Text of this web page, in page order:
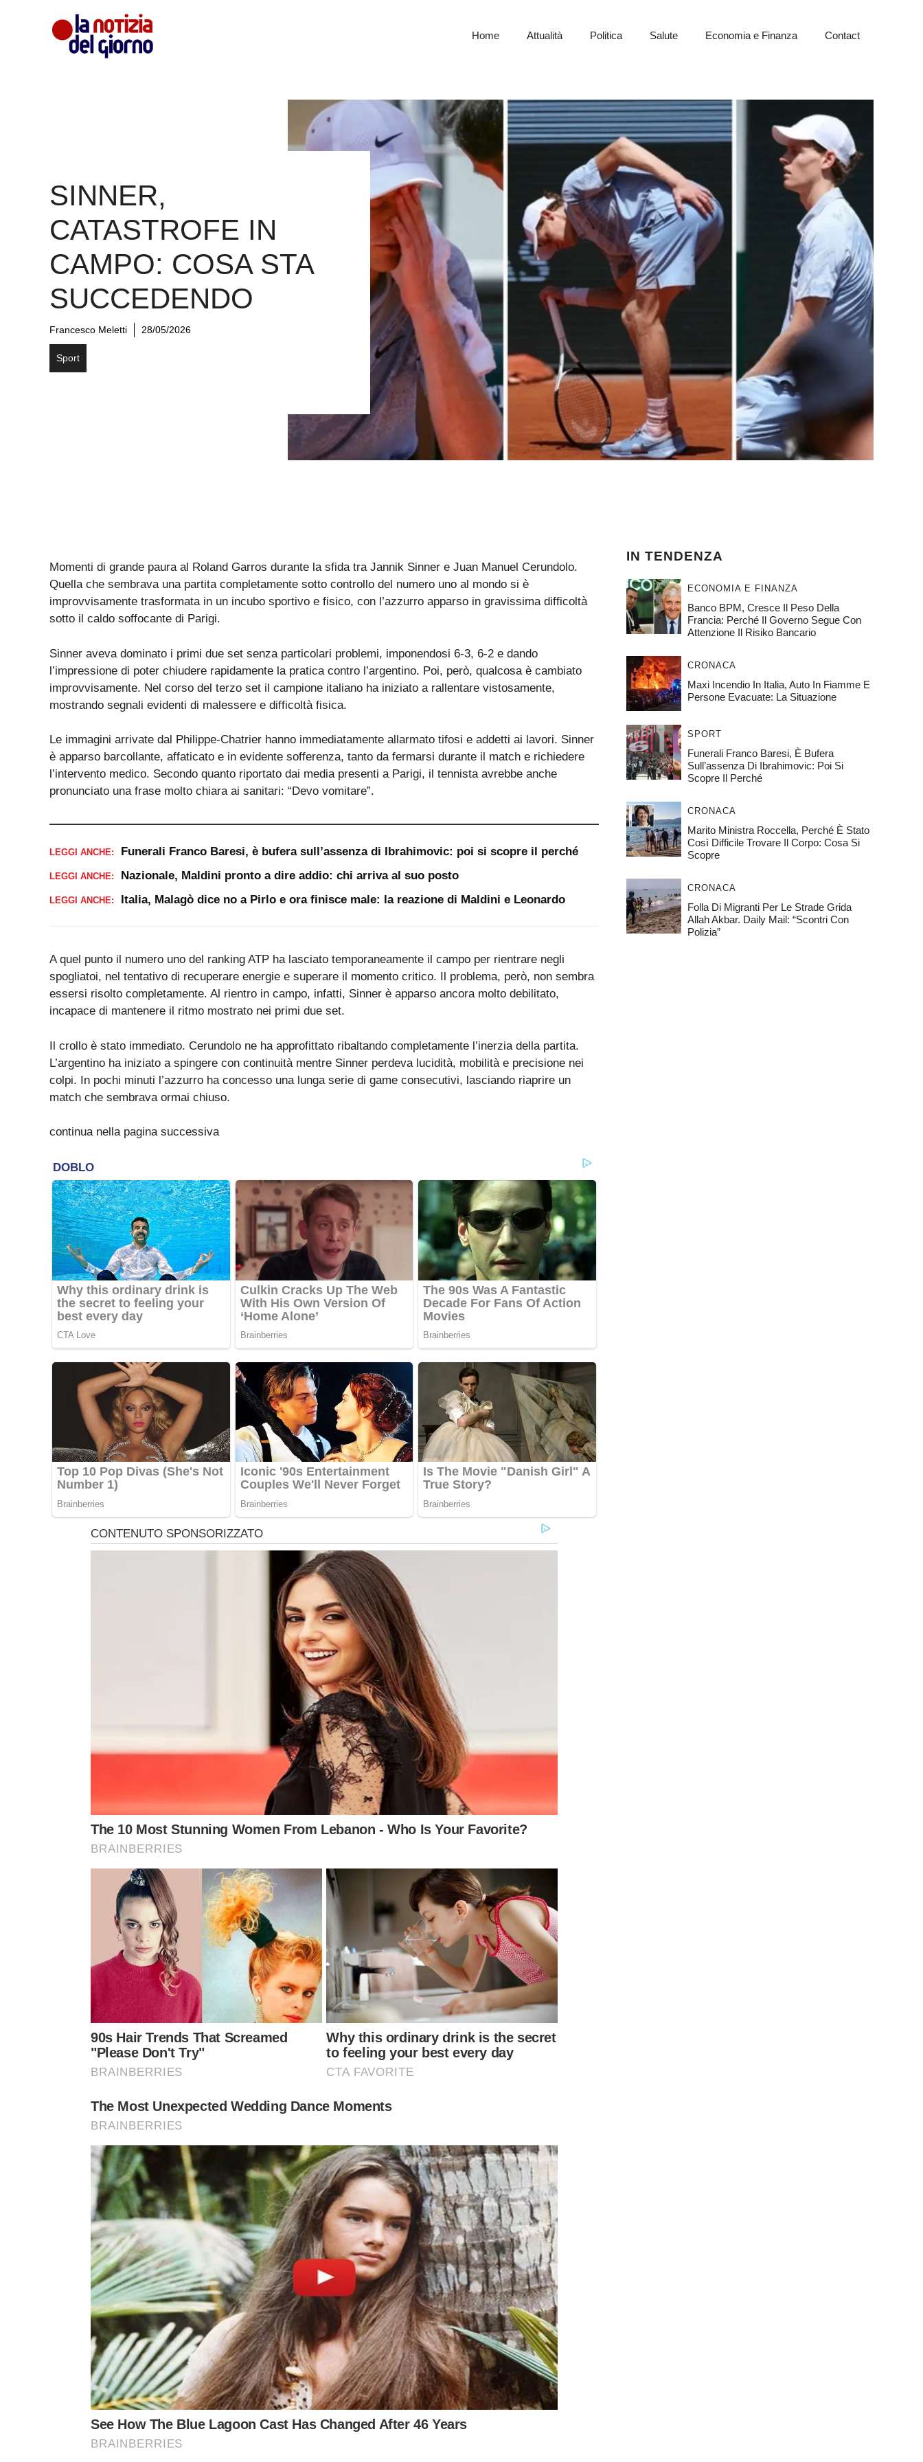
Home Attualità Politica Salute Economia e Finanza Contact
SINNER,
CATASTROFE IN
CAMPO: COSA STA
SUCCEDENDO
Francesco Meletti 28/05/2026
Sport
Momenti di grande paura al Roland Garros durante la sfida tra Jannik Sinner e Juan Manuel Cerundolo.
Quella che sembrava una partita completamente sotto controllo del numero uno al mondo si è
improvvisamente trasformata in un incubo sportivo e fisico, con l’azzurro apparso in gravissima difficoltà
sotto il caldo soffocante di Parigi.
Sinner aveva dominato i primi due set senza particolari problemi, imponendosi 6-3, 6-2 e dando
l’impressione di poter chiudere rapidamente la pratica contro l’argentino. Poi, però, qualcosa è cambiato
improvvisamente. Nel corso del terzo set il campione italiano ha iniziato a rallentare vistosamente,
mostrando segnali evidenti di malessere e difficoltà fisica.
Le immagini arrivate dal Philippe-Chatrier hanno immediatamente allarmato tifosi e addetti ai lavori. Sinner
è apparso barcollante, affaticato e in evidente sofferenza, tanto da fermarsi durante il match e richiedere
l’intervento medico. Secondo quanto riportato dai media presenti a Parigi, il tennista avrebbe anche
pronunciato una frase molto chiara ai sanitari: “Devo vomitare”.
LEGGI ANCHE: Funerali Franco Baresi, è bufera sull’assenza di Ibrahimovic: poi si scopre il perché
LEGGI ANCHE: Nazionale, Maldini pronto a dire addio: chi arriva al suo posto
LEGGI ANCHE: Italia, Malagò dice no a Pirlo e ora finisce male: la reazione di Maldini e Leonardo
A quel punto il numero uno del ranking ATP ha lasciato temporaneamente il campo per rientrare negli
spogliatoi, nel tentativo di recuperare energie e superare il momento critico. Il problema, però, non sembra
essersi risolto completamente. Al rientro in campo, infatti, Sinner è apparso ancora molto debilitato,
incapace di mantenere il ritmo mostrato nei primi due set.
Il crollo è stato immediato. Cerundolo ne ha approfittato ribaltando completamente l’inerzia della partita.
L’argentino ha iniziato a spingere con continuità mentre Sinner perdeva lucidità, mobilità e precisione nei
colpi. In pochi minuti l’azzurro ha concesso una lunga serie di game consecutivi, lasciando riaprire un
match che sembrava ormai chiuso.
continua nella pagina successiva
IN TENDENZA
ECONOMIA E FINANZA
Banco BPM, Cresce Il Peso Della
Francia: Perché Il Governo Segue Con
Attenzione Il Risiko Bancario
CRONACA
Maxi Incendio In Italia, Auto In Fiamme E
Persone Evacuate: La Situazione
SPORT
Funerali Franco Baresi, È Bufera
Sull’assenza Di Ibrahimovic: Poi Si
Scopre Il Perché
CRONACA
Marito Ministra Roccella, Perché È Stato
Così Difficile Trovare Il Corpo: Cosa Si
Scopre
CRONACA
Folla Di Migranti Per Le Strade Grida
Allah Akbar. Daily Mail: “Scontri Con
Polizia”